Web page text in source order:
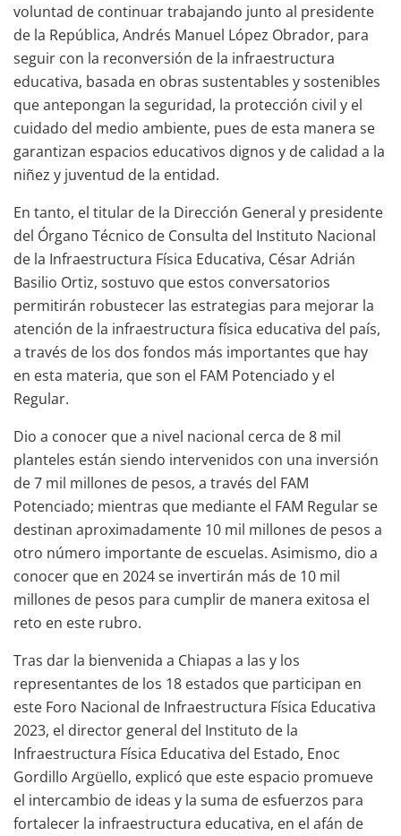
voluntad de continuar trabajando junto al presidente
de la República, Andrés Manuel López Obrador, para
seguir con la reconversión de la infraestructura
educativa, basada en obras sustentables y sostenibles
que antepongan la seguridad, la protección civil y el
cuidado del medio ambiente, pues de esta manera se
garantizan espacios educativos dignos y de calidad a la
niñez y juventud de la entidad.
En tanto, el titular de la Dirección General y presidente
del Órgano Técnico de Consulta del Instituto Nacional
de la Infraestructura Física Educativa, César Adrián
Basilio Ortiz, sostuvo que estos conversatorios
permitirán robustecer las estrategias para mejorar la
atención de la infraestructura física educativa del país,
a través de los dos fondos más importantes que hay
en esta materia, que son el FAM Potenciado y el
Regular.
Dio a conocer que a nivel nacional cerca de 8 mil
planteles están siendo intervenidos con una inversión
de 7 mil millones de pesos, a través del FAM
Potenciado; mientras que mediante el FAM Regular se
destinan aproximadamente 10 mil millones de pesos a
otro número importante de escuelas. Asimismo, dio a
conocer que en 2024 se invertirán más de 10 mil
millones de pesos para cumplir de manera exitosa el
reto en este rubro.
Tras dar la bienvenida a Chiapas a las y los
representantes de los 18 estados que participan en
este Foro Nacional de Infraestructura Física Educativa
2023, el director general del Instituto de la
Infraestructura Física Educativa del Estado, Enoc
Gordillo Argüello, explicó que este espacio promueve
el intercambio de ideas y la suma de esfuerzos para
fortalecer la infraestructura educativa, en el afán de